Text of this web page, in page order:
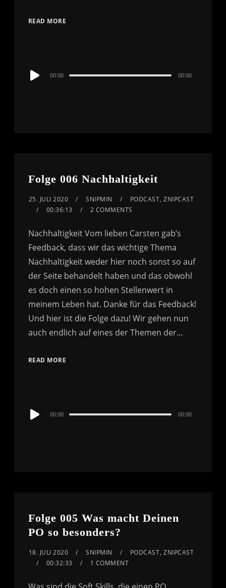
READ MORE
Audio
00:00 00:00
Folge 006 Nachhaltigkeit
25. JULI 2020 SNIPMIN PODCAST,ZNIPCAST
00:36:13
2 COMMENTS
Nachhaltigkeit Vom lieben Carsten gab’s
Feedback, dass wir das wichtige Thema
Nachhaltigkeit weder hier noch sonst so auf
der Seite behandelt haben und das obwohl
es doch einen so hohen Stellenwert in
meinem Leben hat. Danke für das Feedback!
Und hier ist die Folge dazu! Wir gehen nun
auch endlich auf eines der Themen der…
READ MORE
Audio
00:00 00:00
Folge 005 Was macht Deinen
PO so besonders?
18. JULI 2020 SNIPMIN PODCAST,ZNIPCAST
00:32:33
1 COMMENT